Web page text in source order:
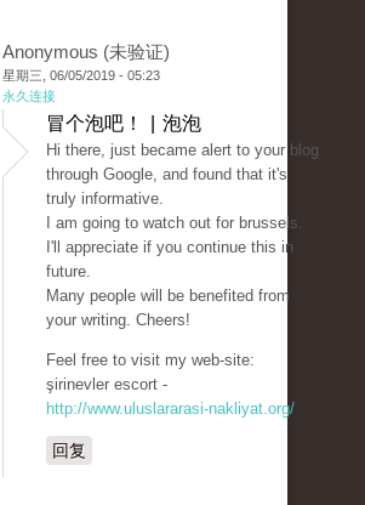
Anonymous (未验证)
星期三, 06/05/2019 - 05:23
永久连接
冒个泡吧！ | 泡泡
Hi there, just became alert to your blog
through Google, and found that it's
truly informative.
I am going to watch out for brussels.
I'll appreciate if you continue this in
future.
Many people will be benefited from
your writing. Cheers!
Feel free to visit my web-site:
şirinevler escort -
http://www.uluslararasi-nakliyat.org/
回复